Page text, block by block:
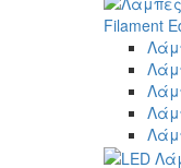
Filament